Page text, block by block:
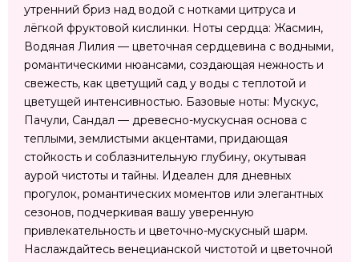
утренний бриз над водой с нотками цитруса и
лёгкой фруктовой кислинки. Ноты сердца: Жасмин,
Водяная Лилия — цветочная сердцевина с водными,
романтическими нюансами, создающая нежность и
свежесть, как цветущий сад у воды с теплотой и
цветущей интенсивностью. Базовые ноты: Мускус,
Пачули, Сандал — древесно-мускусная основа с
теплыми, землистыми акцентами, придающая
стойкость и соблазнительную глубину, окутывая
аурой чистоты и тайны. Идеален для дневных
прогулок, романтических моментов или элегантных
сезонов, подчеркивая вашу уверенную
привлекательность и цветочно-мускусный шарм.
Наслаждайтесь венецианской чистотой и цветочной